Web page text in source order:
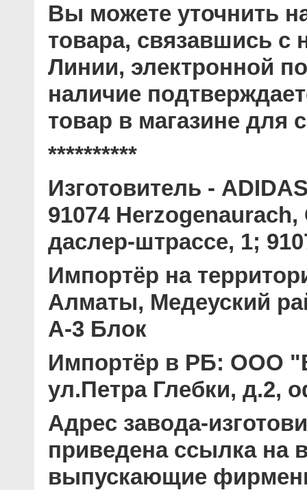
Вы можете уточнить
товара, связавшись
Линии, электронной
наличие
товар в магазине для
**********
Изготовитель -
91074
даслер-штрассе, 1;
Импортёр на
Алматы, Медеуский
А-3 Блок
Импортёр в РБ: ООО
ул.Петра Глебки, д.2,
Адрес завода-
приведена ссылка на
выпускающие